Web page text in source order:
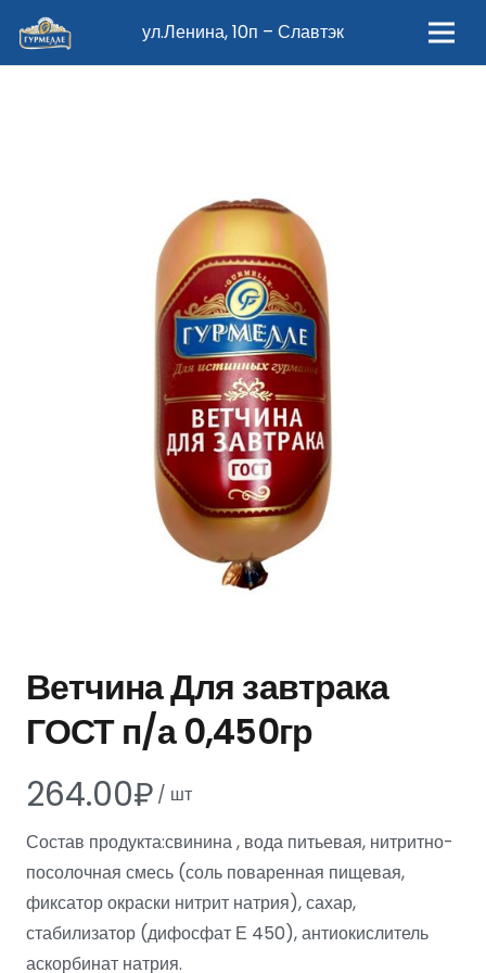
ул.Ленина, 10п – Славтэк
Ветчина Для завтрака
ГОСТ п/а 0,450гр
264.00₽ / шт
Состав продукта:свинина , вода питьевая, нитритно-
посолочная смесь (соль поваренная пищевая,
фиксатор окраски нитрит натрия), сахар,
стабилизатор (дифосфат Е 450), антиокислитель
аскорбинат натрия.